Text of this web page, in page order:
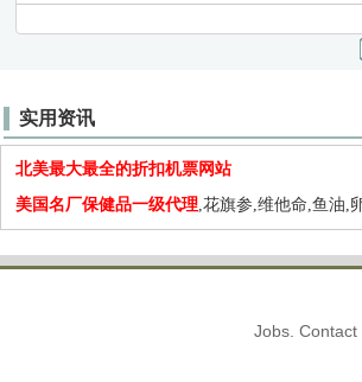
实用资讯
北美最大最全的折扣机票网站
美国名厂保健品一级代理,花旗参,维他命,鱼油,
Jobs. Contact